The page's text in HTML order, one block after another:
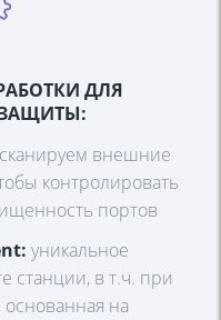
ДЛЯ
сканируем внешние
контролировать
портов
уникальное
станции, в т.ч. при
основанная на